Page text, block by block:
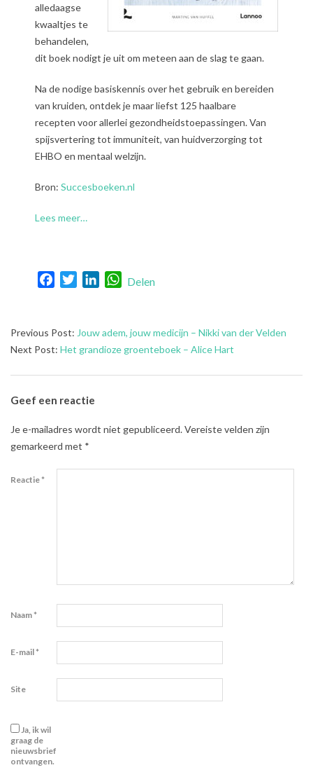
alledaagse
kwaaltjes te
behandelen,
dit boek nodigt je uit om meteen aan de slag te gaan.
Na de nodige basiskennis over het gebruik en bereiden
van kruiden, ontdek je maar liefst 125 haalbare
recepten voor allerlei gezondheidstoepassingen. Van
spijsvertering tot immuniteit, van huidverzorging tot
EHBO en mentaal welzijn.
Bron: Succesboeken.nl
Lees meer…
FacebookTwitterLinkedInWhatsApp
Delen
2024-
04-
Previous Post: Jouw adem, jouw medicijn – Nikki van der Velden
Next Post: Het grandioze groenteboek – Alice Hart
Geef een reactie
Je e-mailadres wordt niet gepubliceerd.Vereiste velden zijn
gemarkeerd met *
Reactie*
Naam*
E-mail*
Site
Ja, ik wil
graag de
nieuwsbrief
ontvangen.